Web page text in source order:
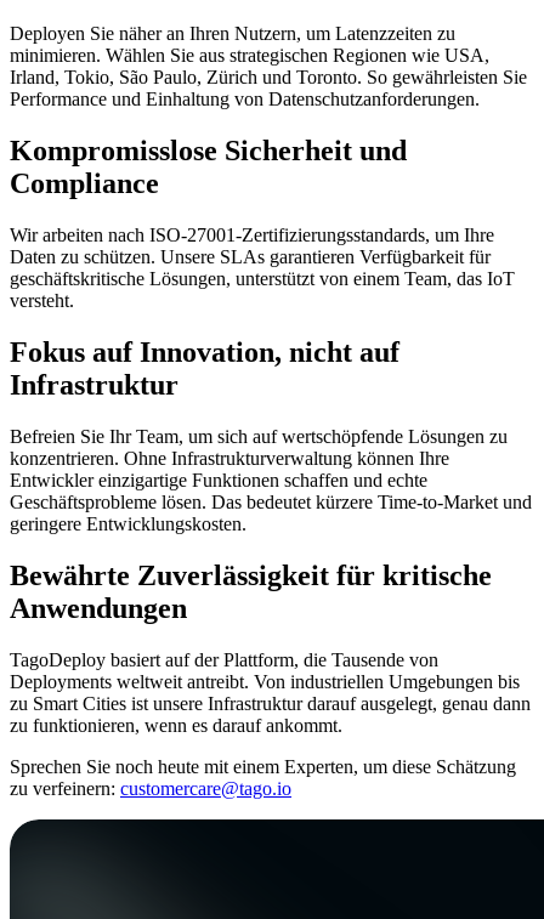
Deployen Sie näher an Ihren Nutzern, um Latenzzeiten zu
minimieren. Wählen Sie aus strategischen Regionen wie USA,
Irland, Tokio, São Paulo, Zürich und Toronto. So gewährleisten Sie
Performance und Einhaltung von Datenschutzanforderungen.
Kompromisslose Sicherheit und
Compliance
Wir arbeiten nach ISO-27001-Zertifizierungsstandards, um Ihre
Daten zu schützen. Unsere SLAs garantieren Verfügbarkeit für
geschäftskritische Lösungen, unterstützt von einem Team, das IoT
versteht.
Fokus auf Innovation, nicht auf
Infrastruktur
Befreien Sie Ihr Team, um sich auf wertschöpfende Lösungen zu
konzentrieren. Ohne Infrastrukturverwaltung können Ihre
Entwickler einzigartige Funktionen schaffen und echte
Geschäftsprobleme lösen. Das bedeutet kürzere Time-to-Market und
geringere Entwicklungskosten.
Bewährte Zuverlässigkeit für kritische
Anwendungen
TagoDeploy basiert auf der Plattform, die Tausende von
Deployments weltweit antreibt. Von industriellen Umgebungen bis
zu Smart Cities ist unsere Infrastruktur darauf ausgelegt, genau dann
zu funktionieren, wenn es darauf ankommt.
Sprechen Sie noch heute mit einem Experten, um diese Schätzung
zu verfeinern: customercare@tago.io